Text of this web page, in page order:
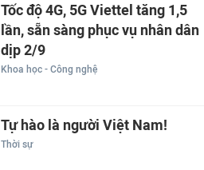
Tốc độ 4G, 5G Viettel tăng 1,5
lần, sẵn sàng phục vụ nhân dân
dịp 2/9
Khoa học - Công nghệ
Tự hào là người Việt Nam!
Thời sự